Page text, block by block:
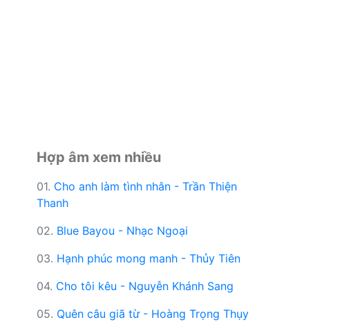
Hợp âm xem nhiều
01. Cho anh làm tình nhân - Trần Thiện
Thanh
02. Blue Bayou - Nhạc Ngoại
03. Hạnh phúc mong manh - Thủy Tiên
04. Cho tôi kêu - Nguyễn Khánh Sang
05. Quên câu giã từ - Hoàng Trọng Thụy